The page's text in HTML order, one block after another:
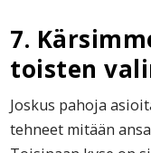
7.
toisten
Joskus pahoja
tehneet mitään